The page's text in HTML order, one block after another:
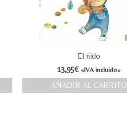
El nido
13,95€ «IVA incluido»
AÑADIR AL CARRITO